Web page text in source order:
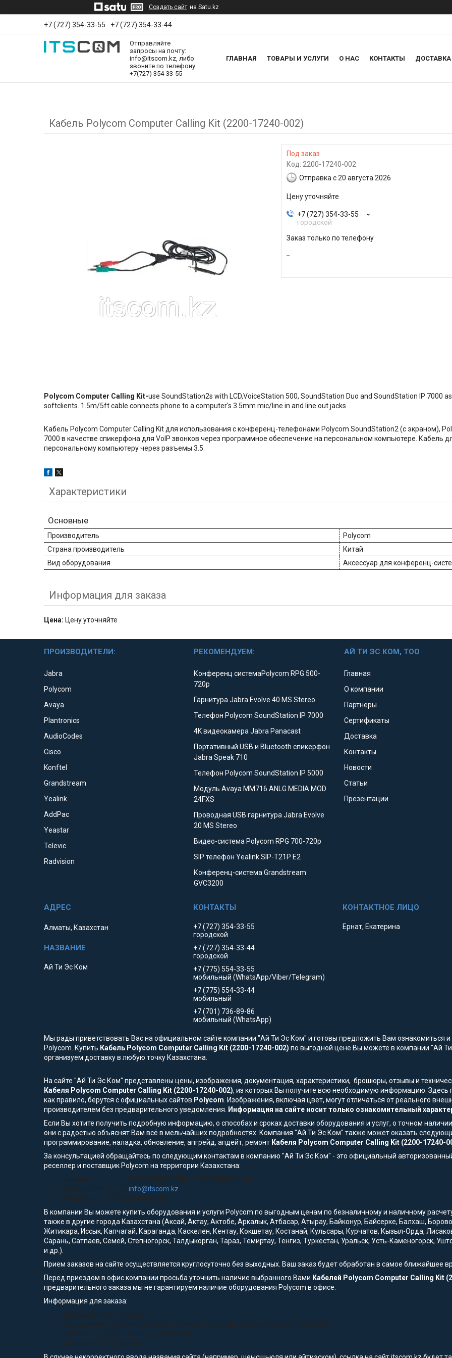
Создать сайт на Satu.kz
+7 (727) 354-33-55 +7 (727) 354-33-44
Отправляйте
запросы на почту:
info@itscom.kz, либо
звоните по телефону
+7(727) 354-33-55
ГЛАВНАЯ ТОВАРЫ И УСЛУГИ О НАС КОНТАКТЫ
Кабель Polycom Computer Calling Kit (2200-17240-002)
Под заказ
Код: 2200-17240-002
Отправка с 20 августа 2026
Цену уточняйте
+7 (727) 354-33-55
городской
Заказ только по телефону
Polycom Computer Calling Kit-use SoundStation2s with LCD,VoiceStation 500, SoundStation Duo and SoundStation IP 7000
softclients. 1.5m/5ft cable connects phone to a computer's 3.5mm mic/line in and line out jacks
Кабель Polycom Computer Calling Kit для использования с конференц-телефонами Polycom SoundStation2 (с экраном),
7000 в качестве спикерфона для VoIP звонков через программное обеспечение на персональном компьютере. Кабель
персональному компьютеру через разъемы 3.5.
Характеристики
Основные
Производитель
Polycom
Страна производитель
Китай
Вид оборудования
Аксессуар для конференц-
Информация для заказа
Цена: Цену уточняйте
ПРОИЗВОДИТЕЛИ:
Jabra
Polycom
Avaya
Plantronics
AudioCodes
Cisco
Konftel
Grandstream
Yealink
AddPac
Yeastar
Televic
Radvision
РЕКОМЕНДУЕМ:
Конференц системаPolycom RPG 500-
720p
Гарнитура Jabra Evolve 40 MS Stereo
Телефон Polycom SoundStation IP 7000
4K видеокамера Jabra Panacast
Портативный USB и Bluetooth спикерфон
Jabra Speak 710
Телефон Polycom SoundStation IP 5000
Модуль Avaya MM716 ANLG MEDIA MOD
24FXS
Проводная USB гарнитура Jabra Evolve
20 MS Stereo
Видео-система Polycom RPG 700-720p
SIP телефон Yealink SIP-T21P E2
Конференц-система Grandstream
GVC3200
АЙ ТИ ЭС КОМ, ТОО
Главная
О компании
Партнеры
Сертификаты
Доставка
Контакты
Новости
Статьи
Презентации
Алматы, Казахстан
Ай Ти Эс Ком
+7 (727) 354-33-55
городской
+7 (727) 354-33-44
городской
+7 (775) 554-33-55
мобильный (WhatsApp/Viber/Telegram)
+7 (775) 554-33-44
мобильный
+7 (701) 736-89-86
мобильный (WhatsApp)
Ернат, Екатерина
Мы рады приветствовать Вас на официальном сайте компании "Ай Ти Эс Ком" и готовы предложить Вам ознакомиться и
Polycom. Купить Кабель Polycom Computer Calling Kit (2200-17240-002) по выгодной цене Вы можете в компании "Ай
организуем доставку в любую точку Казахстана.
На сайте "Ай Ти Эс Ком" представлены цены, изображения, документация, характеристики, брошюры, отзывы и
Кабеля Polycom Computer Calling Kit (2200-17240-002), из которых Вы получите всю необходимую информацию. Здесь
как правило, берутся с официальных сайтов Polycom. Изображения, включая цвет, могут отличаться от реального
производителем без предварительного уведомления. Информация на сайте носит только ознакомительный
Если Вы хотите получить подробную информацию, о способах и сроках доставки оборудования и услуг, о точном
они с радостью объяснят Вам всё в мельчайших подробностях. Компания "Ай Ти Эс Ком" также может оказать
программирование, наладка, обновление, апгрейд, апдейт, ремонт Кабеля Polycom Computer Calling Kit (2200-17240-
За консультацией обращайтесь по следующим контактам в компанию "Ай Ти Эс Ком" - это официальный
реселлер и поставщик Polycom на территории Казахстана:
телефон:
+7 (727) 354-33-55; +7 (727) 354-33-44
электронная почта: info@itscom.kz
WhatsApp: +7 (775) 554-33-55
В компании Вы можете купить оборудования и услуги Polycom по выгодным ценам по безналичному и наличному
также в другие города Казахстана (Аксай, Актау, Актобе, Аркалык, Атбасар, Атырау, Байконур, Байсерке, Балхаш,
Житикара, Иссык, Капчагай, Караганда, Каскелен, Кентау, Кокшетау, Костанай, Кульсары, Курчатов, Кызыл-Орда,
Сарань, Сатпаев, Семей, Степногорск, Талдыкорган, Тараз, Темиртау, Тенгиз, Туркестан, Уральск, Усть-Каменогорск,
и др.).
Прием заказов на сайте осуществляется круглосуточно без выходных. Ваш заказ будет обработан в самое ближайшее
Перед приездом в офис компании просьба уточнить наличие выбранного Вами Кабелей Polycom Computer Calling Kit
предварительного заказа мы не гарантируем наличие оборудования Polycom в офисе.
Информация для заказа:
Производитель: Polycom
Оборудование или услуга: Кабель Polycom Computer Calling Kit (2200-17240-002)
Телефон: +7 (727) 354-33-55 городской
Компания "Ай Ти Эс Ком"